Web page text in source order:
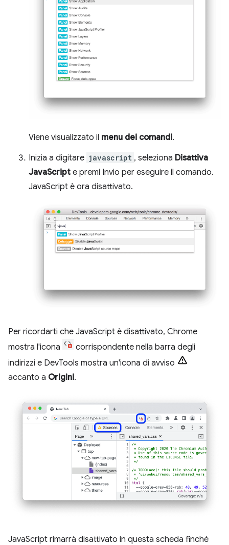
Viene visualizzato il menu dei comandi.
Inizia a digitare javascript , seleziona Disattiva
JavaScript e premi Invio per eseguire il comando.
JavaScript è ora disattivato.
Per ricordarti che JavaScript è disattivato, Chrome
mostra l'icona
corrispondente nella barra degli
indirizzi e DevTools mostra un'icona di avviso
accanto a Origini.
JavaScript rimarrà disattivato in questa scheda finché